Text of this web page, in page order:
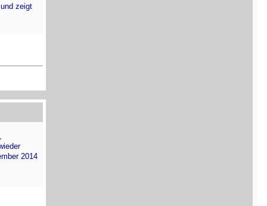
zeigt
,
2014